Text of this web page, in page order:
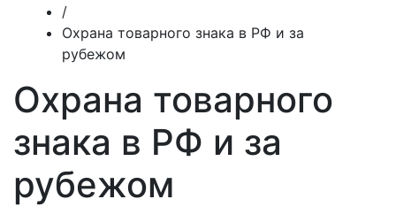
/
Охрана товарного знака в РФ и за
рубежом
Охрана товарного
знака в РФ и за
рубежом